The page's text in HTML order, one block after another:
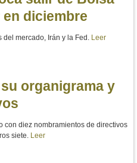
diciembre
del mercado, Irán y la Fed. Leer
organigrama y
con diez nombramientos de directivos
siete. Leer